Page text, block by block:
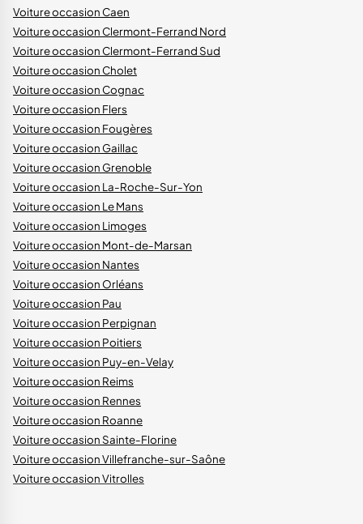
Voiture occasion Caen
Voiture occasion Clermont-Ferrand Nord
Voiture occasion Clermont-Ferrand Sud
Voiture occasion Cholet
Voiture occasion Cognac
Voiture occasion Flers
Voiture occasion Fougères
Voiture occasion Gaillac
Voiture occasion Grenoble
Voiture occasion La-Roche-Sur-Yon
Voiture occasion Le Mans
Voiture occasion Limoges
Voiture occasion Mont-de-Marsan
Voiture occasion Nantes
Voiture occasion Orléans
Voiture occasion Pau
Voiture occasion Perpignan
Voiture occasion Poitiers
Voiture occasion Puy-en-Velay
Voiture occasion Reims
Voiture occasion Rennes
Voiture occasion Roanne
Voiture occasion Sainte-Florine
Voiture occasion Villefranche-sur-Saône
Voiture occasion Vitrolles